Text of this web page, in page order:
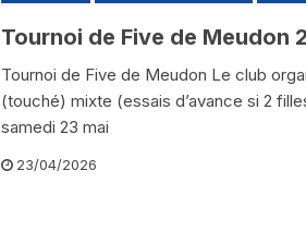
Tournoi de Five de Meudon
Tournoi de Five de Meudon Le club
(touché) mixte (essais d’avance si 2
samedi 23 mai
23/04/2026